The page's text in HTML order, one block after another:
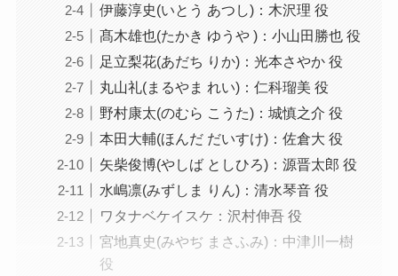
伊藤淳史(いとう あつし)：木沢理 役
髙木雄也(たかき ゆうや )：小山田勝也 役
足立梨花(あだち りか)：光本さやか 役
丸山礼(まるやま れい)：仁科瑠美 役
野村康太(のむら こうた)：城慎之介 役
本田大輔(ほんだ だいすけ)：佐倉大 役
矢柴俊博(やしば としひろ)：源晋太郎 役
水嶋凛(みずしま りん)：清水琴音 役
ワタナベケイスケ：沢村伸吾 役
宮地真史(みやぢ まさふみ)：中津川一樹
役